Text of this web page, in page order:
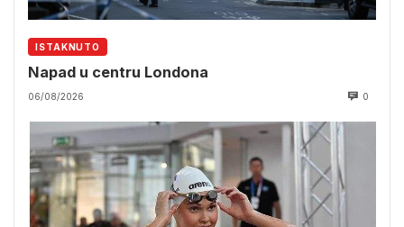
ISTAKNUTO
Napad u centru Londona
06/08/2026 0